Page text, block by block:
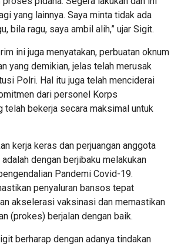
yang lainnya. Saya minta tidak ada
bila ragu, saya ambil alih,” ujar Sigit.
ini juga menyatakan, perbuatan oknum
yang demikian, jelas telah merusak
Polri. Hal itu juga telah menciderai
dari personel Korps
telah bekerja secara maksimal untuk
kerja keras dan perjuangan anggota
dengan berjibaku melakukan
Pandemi Covid-19.
penyaluran bansos tepat
akselerasi vaksinasi dan memastikan
(prokes) berjalan dengan baik.
berharap dengan adanya tindakan